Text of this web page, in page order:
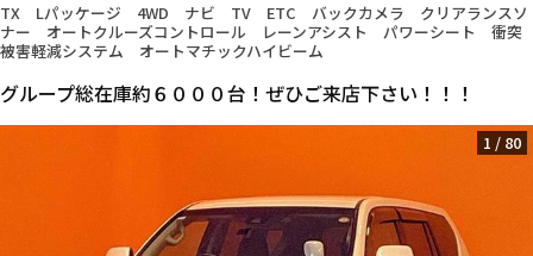
TX Lパッケージ 4WD ナビ TV ETC バックカメラ クリアランスソ
ナー オートクルーズコントロール レーンアシスト パワーシート 衝突
被害軽減システム オートマチックハイビーム
グループ総在庫約６０００台！ぜひご来店下さい！！！
1 / 80